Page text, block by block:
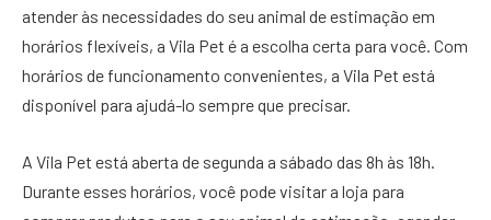
atender às necessidades do seu animal de estimação em
horários flexíveis, a Vila Pet é a escolha certa para você. Com
horários de funcionamento convenientes, a Vila Pet está
disponível para ajudá-lo sempre que precisar.
A Vila Pet está aberta de segunda a sábado das 8h às 18h.
Durante esses horários, você pode visitar a loja para